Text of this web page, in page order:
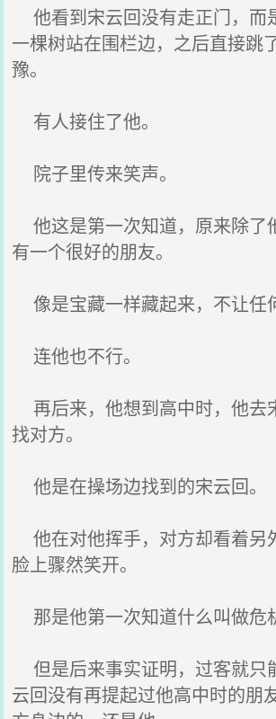
他看到宋云回没有走正门，而
一棵树站在围栏边，之后直接跳
豫。
有人接住了他。
院子里传来笑声。
他这是第一次知道，原来除了
有一个很好的朋友。
像是宝藏一样藏起来，不让任
连他也不行。
再后来，他想到高中时，他去
找对方。
他是在操场边找到的宋云回。
他在对他挥手，对方却看着另
脸上骤然笑开。
那是他第一次知道什么叫做危
但是后来事实证明，过客就只
云回没有再提起过他高中时的朋